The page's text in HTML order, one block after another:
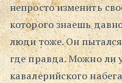
непросто изменить
которого знаешь
люди тоже. Он пытался
где правда. Можно ли
кавалерийского